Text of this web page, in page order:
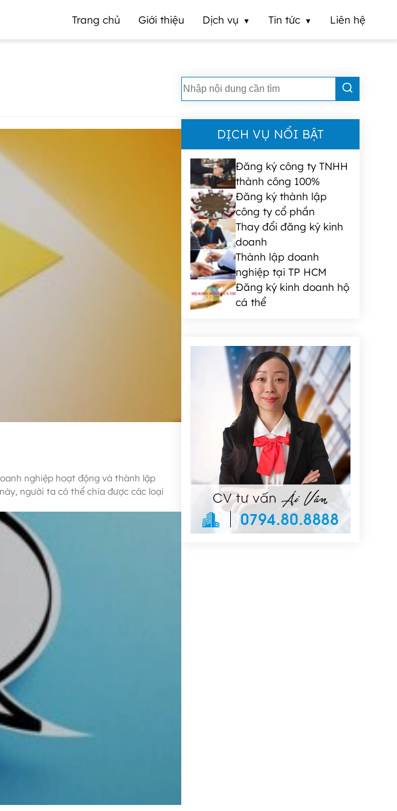
Trang chủ Giới thiệu Dịch vụ Tin tức Liên hệ
nghiệp hoạt động và thành lập
người ta có thể chia được các loại
DỊCH VỤ NỔI BẬT
Đăng ký công ty TNHH
thành công 100%
Đăng ký thành lập
công ty cổ phần
Thay đổi đăng ký kinh
doanh
Thành lập doanh
nghiệp tại TP HCM
Đăng ký kinh doanh hộ
cá thể